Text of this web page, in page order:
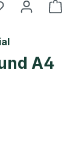
Du hast 0
A4